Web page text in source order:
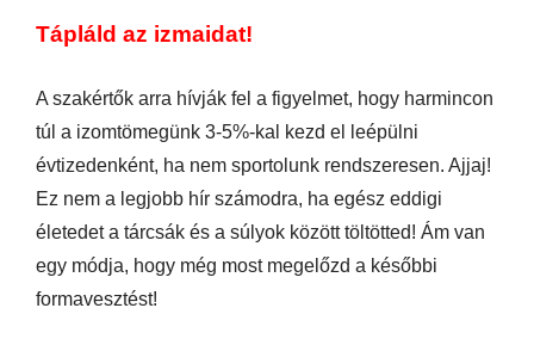
Tápláld az izmaidat!
A szakértők arra hívják fel a figyelmet, hogy harmincon
túl a izomtömegünk 3-5%-kal kezd el leépülni
évtizedenként, ha nem sportolunk rendszeresen. Ajjaj!
Ez nem a legjobb hír számodra, ha egész eddigi
életedet a tárcsák és a súlyok között töltötted! Ám van
egy módja, hogy még most megelőzd a későbbi
formavesztést!